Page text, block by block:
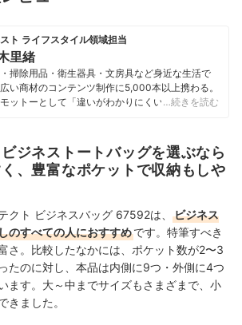
ト ライフスタイル領域担当
里緒
掃除用品・衛生器具・文房具など身近な生活で
い商材のコンテンツ制作に5,000本以上携わる。
ットーとして「違いがわかりにくい商材だから
木里緒のプロフィール
…続きを読む
ジネストートバッグを選ぶなら
、豊富なポケットで収納もしや
クト ビジネスバッグ 67592は、
ビジネス
のすべての人におすすめです。特筆すべき
さ。比較したなかには、ポケット数が2〜3
たのに対し、本品は内側に9つ・外側に4つ
ます。大～中までサイズもさまざまで、小
きました。